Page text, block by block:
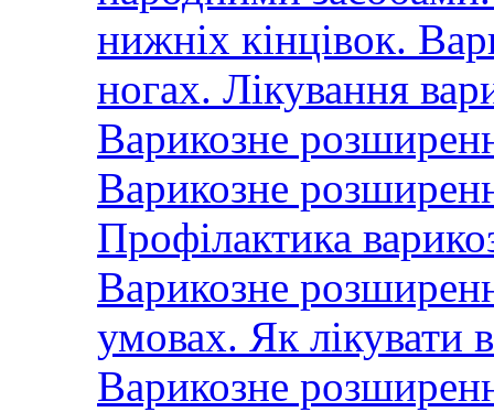
нижніх кінцівок.
ногах. Лікування
Варикозне
Варикозне
Профілактика
Варикозне
умовах. Як лікувати
Варикозне